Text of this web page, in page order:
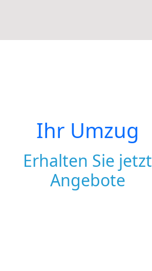
Ihr Umzug
Erhalten Sie jetzt
Angebote